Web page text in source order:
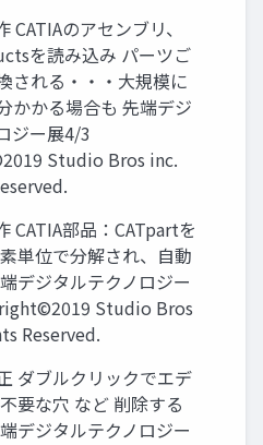
CATIAのアセンブリ、
を読み込み パーツご
される・・・大規模に
かかる場合も 先端デジ
ジー展4/3
Studio Bros inc.
CATIA部品：CATpartを
単位で分解され、自動
デジタルテクノロジー
Studio Bros
Reserved.
ダブルクリックでエデ
要な穴 など 削除する
デジタルテクノロジー